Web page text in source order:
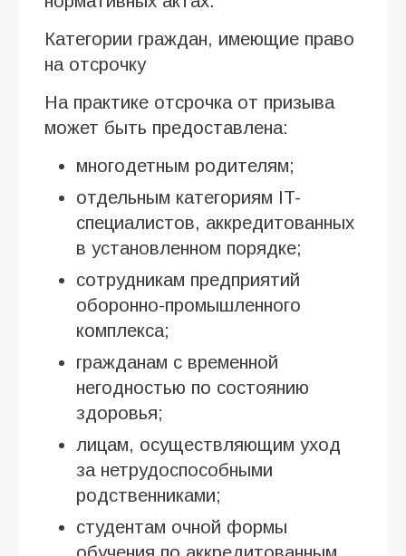
Категории граждан, имеющие право
на отсрочку
На практике отсрочка от призыва
может быть предоставлена:
многодетным родителям;
отдельным категориям IT-
специалистов, аккредитованных
в установленном порядке;
сотрудникам предприятий
оборонно-промышленного
комплекса;
гражданам с временной
негодностью по состоянию
здоровья;
лицам, осуществляющим уход
за нетрудоспособными
родственниками;
студентам очной формы